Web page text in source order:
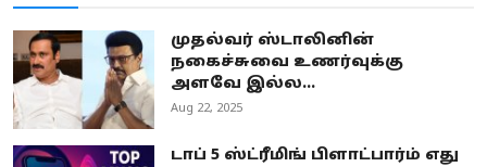
முதல்வர் ஸ்டாலினின்
நகைச்சுவை உணர்வுக்கு
அளவே இல்ல...
Aug 22, 2025
டாப் 5 ஸ்ட்ரீமிங் பிளாட்பார்ம் எது